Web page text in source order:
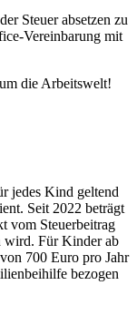
Steuer absetzen zu
Vereinbarung mit
die Arbeitswelt!
jedes Kind geltend
Seit 2022 beträgt
vom Steuerbeitrag
wird. Für Kinder ab
700 Euro pro Jahr
bezogen